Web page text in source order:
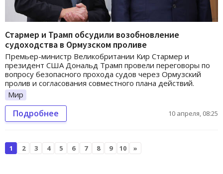
Стармер и Трамп обсудили возобновление
судоходства в Ормузском проливе
Премьер-министр Великобритании Кир Стармер и
президент США Дональд Трамп провели переговоры по
вопросу безопасного прохода судов через Ормузский
пролив и согласования совместного плана действий.
Мир
Подробнее 10 апреля, 08:25
1 2 3 4 5 6 7 8 9 10 »